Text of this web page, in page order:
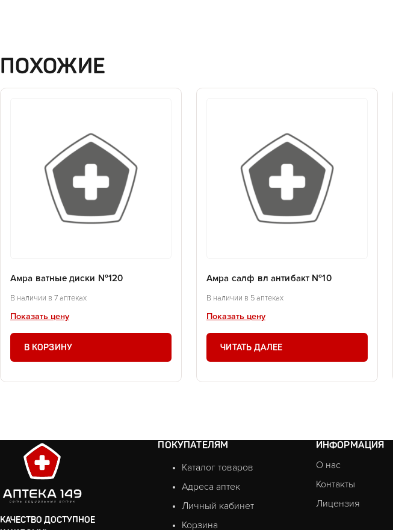
ПОХОЖИЕ
Амра ватные диски №120
В наличии в 7 аптеках
Показать цену
В КОРЗИНУ
Амра салф вл антибакт №10
В наличии в 5 аптеках
Показать цену
ЧИТАТЬ ДАЛЕЕ
КАЧЕСТВО ДОСТУПНОЕ
ПОКУПАТЕЛЯМ
Каталог товаров
Адреса аптек
Личный кабинет
Корзина
ИНФОРМАЦИЯ
О нас
Контакты
Лицензия